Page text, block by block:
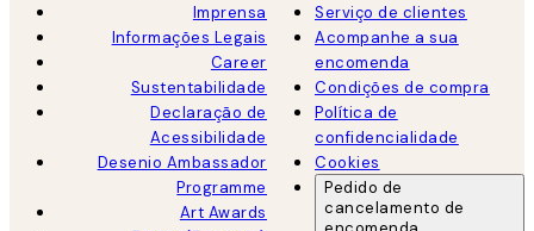
Imprensa
Informações Legais
Career
Sustentabilidade
Declaração de
Acessibilidade
Desenio Ambassador
Programme
Art Awards
Serviço de clientes
Acompanhe a sua
encomenda
Condições de compra
Política de
confidencialidade
Cookies
Pedido de
cancelamento de